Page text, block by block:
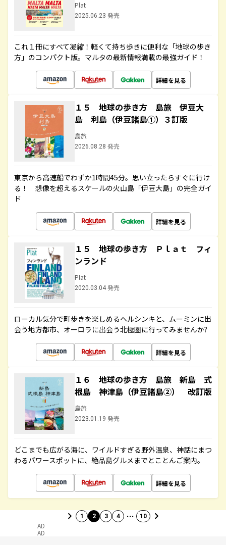
Plat
2025.06.23 発売
これ１冊にすべて凝縮！軽くて持ち歩きに便利な「地球の歩き
方」のコンパクト版。マルタの最新情報満載の最強ガイド！
詳細を見る
１５ 地球の歩き方 島旅 伊豆大
島 利島（伊豆諸島①）３訂版
島旅
2026.08.28 発売
東京から高速船でわずか1時間45分。思い立ったらすぐに行け
る！ 想像を超えるスケールの火山島「伊豆大島」の完全ガイ
ド
詳細を見る
１５ 地球の歩き方 Ｐｌａｔ フィ
ンランド
Plat
2020.03.04 発売
ローカル気分で町歩きを楽しめるヘルシンキと、ムーミンに出
会う地方都市、オーロラに出会う北極圏に行ってみませんか?
詳細を見る
１６ 地球の歩き方 島旅 新島 式
根島 神津島（伊豆諸島②） 改訂版
島旅
2023.01.19 発売
どこまでも広がる海に、ワイルドすぎる野外温泉、神話にまつ
わるパワースポットに、絶品島グルメまでとことんご案内。
詳細を見る
1 2 3 4 … 10
AD
AD